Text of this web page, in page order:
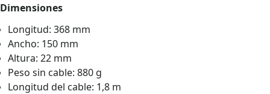
Dimensiones
Longitud: 368 mm
Ancho: 150 mm
Altura: 22 mm
Peso sin cable: 880 g
Longitud del cable: 1,8 m